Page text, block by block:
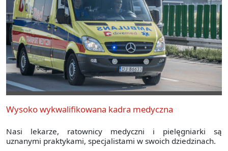
Wysoko wykwalifikowana kadra medyczna
Nasi lekarze, ratownicy medyczni i pielęgniarki są
uznanymi praktykami, specjalistami w swoich dziedzinach.